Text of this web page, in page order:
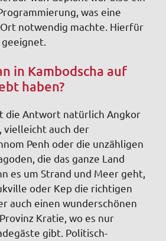
was eine
notwendig machte. Hierfür
in Kambodscha auf
haben?
die Antwort natürlich Angkor
vielleicht auch der
Penh oder die unzähligen
die das ganze Land
es um Strand und Meer geht,
oder Kep die richtigen
auch einen wunderschönen
Kratie, wo es nur
gibt. Politisch-